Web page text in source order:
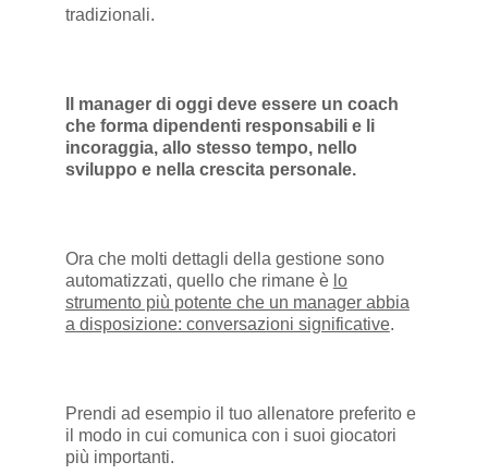
tradizionali.
Il manager di oggi deve essere un coach
che forma dipendenti responsabili e li
incoraggia, allo stesso tempo, nello
sviluppo e nella crescita personale.
Ora che molti dettagli della gestione sono
automatizzati, quello che rimane è lo
strumento più potente che un manager abbia
a disposizione: conversazioni significative.
Prendi ad esempio il tuo allenatore preferito e
il modo in cui comunica con i suoi giocatori
più importanti.